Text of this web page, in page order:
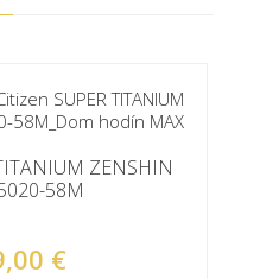
ZENSHIN
58M
€